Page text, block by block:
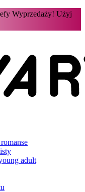
Wyprzedaży! Użyj
adult